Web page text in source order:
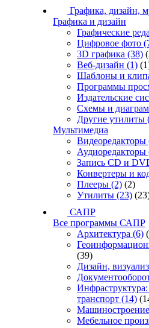
Графика, дизайн,
Графика и дизайн
Графические
Цифровое фото
3D графика (38)
Веб-дизайн (1)
Шаблоны и
Программы
Издательские
Схемы и
Другие утилиты
Мультимедиа
Видеоредакторы
Аудиоредакторы
Запись CD и
Конвертеры и
Плееры (2) (2)
Утилиты (23)
САПР
Все программы САПР
Архитектура (6)
(39)
Дизайн,
транспорт (14)
Машиностроение
Мебельное